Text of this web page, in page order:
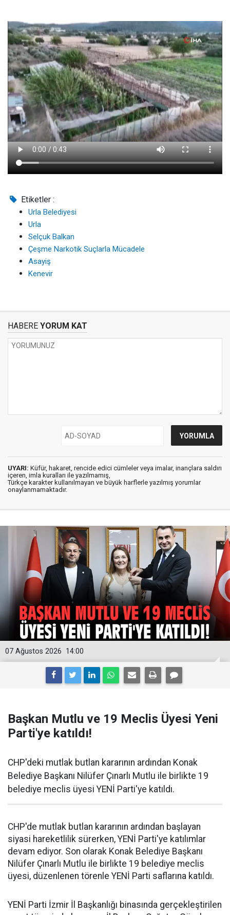
Etiketler :
Urla Belediyesi
Urla
Selçuk Balkan
Çeşme Narkotik Suçlarla Mücadele
Asayiş
Kenevir
HABERE YORUM KAT
UYARI: Küfür, hakaret, rencide edici cümleler veya imalar, inançlara saldırı
içeren, imla kuralları ile yazılmamış,
Türkçe karakter kullanılmayan ve büyük harflerle yazılmış yorumlar
onaylanmamaktadır.
14:00
07 Ağustos 2026
Başkan Mutlu ve 19 Meclis Üyesi Yeni
Parti'ye katıldı!
CHP'deki mutlak butlan kararının ardından Konak
Belediye Başkanı Nilüfer Çınarlı Mutlu ile birlikte 19
belediye meclis üyesi YENİ Parti'ye katıldı.
CHP'de mutlak butlan kararının ardından başlayan
siyasi hareketlilik sürerken, YENİ Parti'ye katılımlar
devam ediyor. Son olarak Konak Belediye Başkanı
Nilüfer Çınarlı Mutlu ile birlikte 19 belediye meclis
üyesi, düzenlenen törenle YENİ Parti saflarına katıldı.
YENİ Parti İzmir İl Başkanlığı binasında gerçekleştirilen